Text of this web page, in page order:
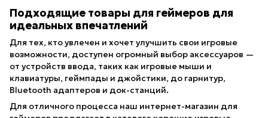
Подходящие товары для геймеров для
идеальных впечатлений
Для тех, кто увлечен и хочет улучшить свои игровые
возможности, доступен огромный выбор аксессуаров —
от устройств ввода, таких как игровые мыши и
клавиатуры, геймпады и джойстики, до гарнитур,
Bluetooth адаптеров и док-станций.
Для отличного процесса наш интернет-магазин для